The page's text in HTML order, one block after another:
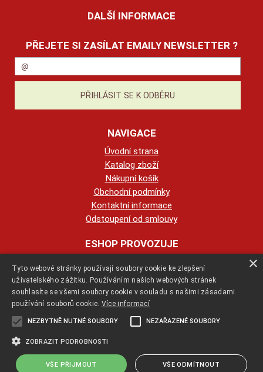
DALŠÍ INFORMACE
PŘEJETE SI ZASÍLAT EMAILY NEWSLETTER ?
NAVIGACE
Úvodní strana
Katalog zboží
Nákupní košík
Obchodní podmínky
Kontaktní informace
Odstoupení od smlouvy
ESHOP PROVOZUJE
123KRBY s.r.o.
+420 774 422 239
info@123krby.cz
×
Tyto webové stránky používají soubory cookie ke zlepšení
uživatelského zážitku. Používáním našich webových stránek
souhlasíte se všemi soubory cookie v souladu s našimi zásadami
používání souborů cookie. Více informací
NEZBYTNĚ NUTNÉ SOUBORY NEZAŘAZENÉ SOUBORY
ZOBRAZIT PODROBNOSTI
VŠE PŘIJMOUT VŠE ODMÍTNOUT